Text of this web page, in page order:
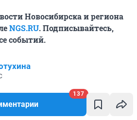
137
Новосибирска и региона
NGS.RU. Подписывайтесь,
событий.
Одежда Кэрри Брэдшоу